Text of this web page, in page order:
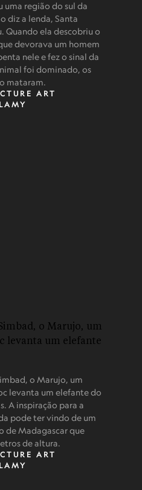
uma região do sul da
diz a lenda, Santa
Quando ela descobriu o
devorava um homem
nele e fez o sinal da
foi dominado, os
mataram.
ART
o Marujo, um
levanta um elefante do
A inspiração para a
pode ter vindo de um
de Madagascar que
de altura.
ART